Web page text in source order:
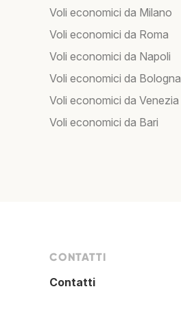
Voli economici da Milano
Voli economici da Roma
Voli economici da Napoli
Voli economici da Bologna
Voli economici da Venezia
Voli economici da Bari
CONTATTI
Contatti